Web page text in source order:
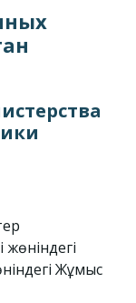
жөніндегі
Жұмыс